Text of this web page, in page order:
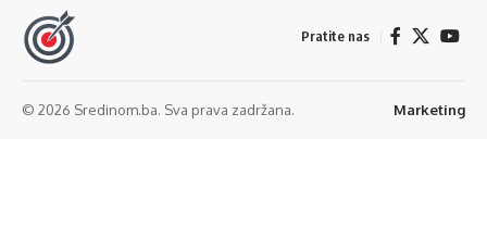
Pratite nas
© 2026 Sredinom.ba. Sva prava zadržana. Marketing